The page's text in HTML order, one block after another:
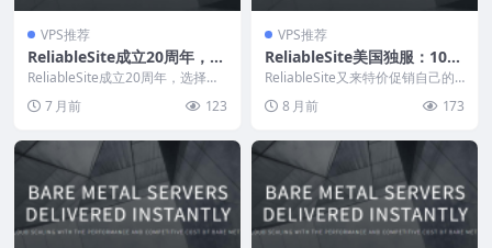
VPS推荐
ReliableSite成立20周年，特
价美国独服10美元/月，AMD
独服+20美元升级至2Gbps不
限流量
ReliableSite成立20周年，选择以
至2G...
7 月前 123
VPS推荐
ReliableSite美国独服：10美
元/月，64GB SSD+1TB HDD
大硬盘，洛杉矶/纽约/迈阿密
机房
ReliableSite又来特价促销自己的
8 月前 173